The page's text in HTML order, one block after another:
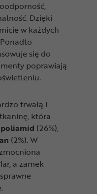
Dzięki
w każdych
się do
poprawiają
trwałą i
która
poliamid (26%),
(2%). W
a zamek